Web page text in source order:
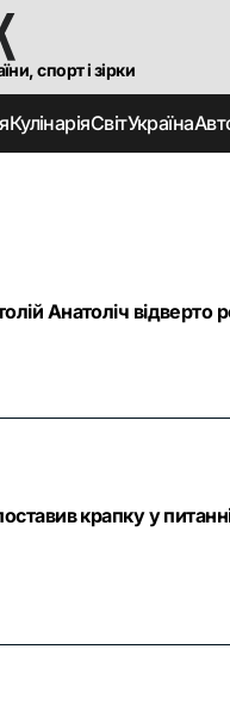
спорт і зірки
КулінаріяСвітУкраїна
Анатоліч відверто
крапку у